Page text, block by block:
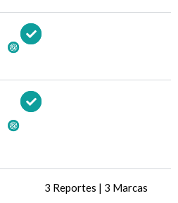
3 Reportes | 3 Marcas